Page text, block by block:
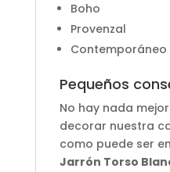
Boho
Provenzal
Contemporáneo
Pequeños
No hay nada
decorar nuestra
como puede ser
Jarrón Torso